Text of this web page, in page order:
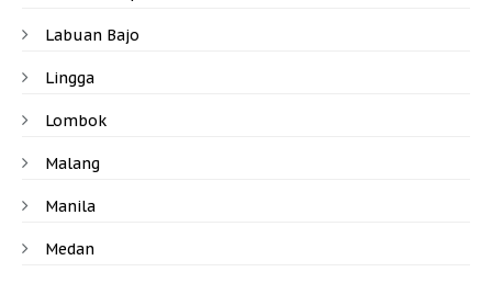
Labuan Bajo
Lingga
Lombok
Malang
Manila
Medan